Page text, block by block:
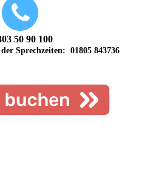
50 90 100
Sprechzeiten: 01805 843736